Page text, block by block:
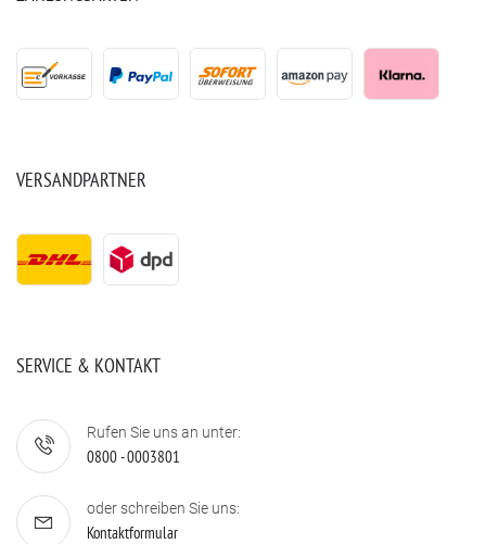
VERSANDPARTNER
SERVICE & KONTAKT
Rufen Sie uns an unter:
0800 - 0003801
oder schreiben Sie uns:
Kontaktformular